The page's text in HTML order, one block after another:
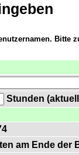
Bitte
Stunden
am Ende der